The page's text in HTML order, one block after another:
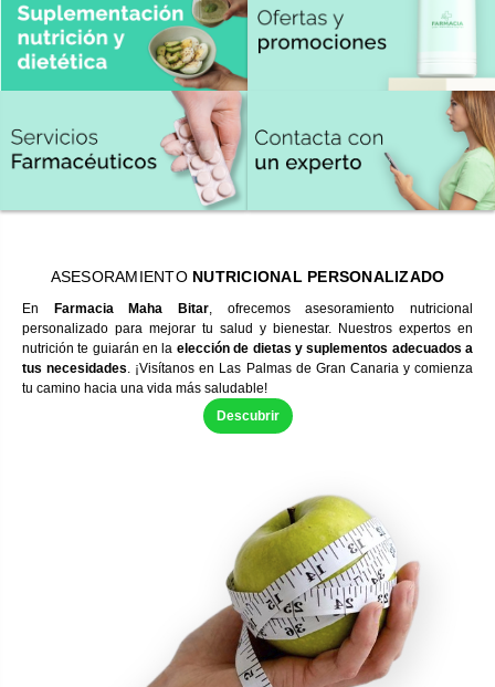
ASESORAMIENTONUTRICIONAL PERSONALIZADO
En Farmacia Maha Bitar, ofrecemos asesoramiento nutricional
personalizado para mejorar tu salud y bienestar. Nuestros expertos en
nutrición te guiarán en la elección de dietas y suplementos adecuados a
tus necesidades. ¡Visítanos en Las Palmas de Gran Canaria y comienza
tu camino hacia una vida más saludable!
Descubrir